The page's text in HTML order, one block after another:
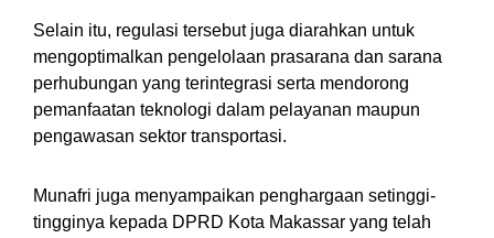
Selain itu, regulasi tersebut juga diarahkan untuk
mengoptimalkan pengelolaan prasarana dan sarana
perhubungan yang terintegrasi serta mendorong
pemanfaatan teknologi dalam pelayanan maupun
pengawasan sektor transportasi.
Munafri juga menyampaikan penghargaan setinggi-
tingginya kepada DPRD Kota Makassar yang telah